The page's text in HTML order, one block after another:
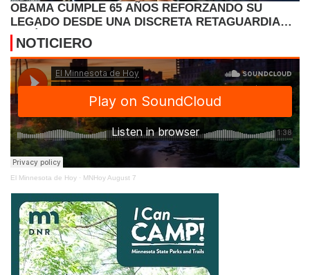
OBAMA CUMPLE 65 AÑOS REFORZANDO SU
LEGADO DESDE UNA DISCRETA RETAGUARDIA
POLÍTICA
NOTICIERO
El Minnesota de Hoy · MNHoy August 7